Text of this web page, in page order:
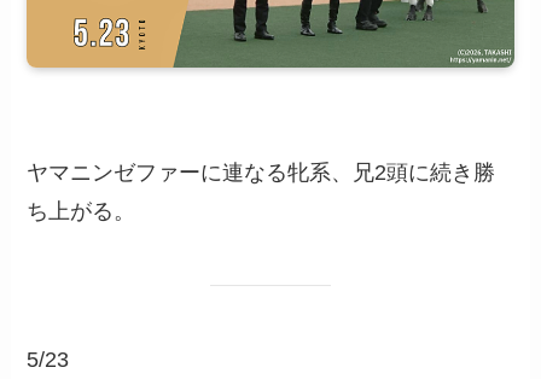
ヤマニンゼファーに連なる牝系、兄2頭に続き勝
ち上がる。
5/23